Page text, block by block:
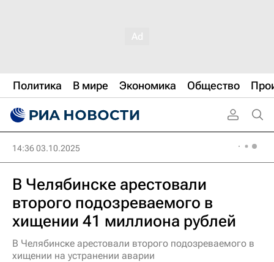
Политика В мире Экономика Общество
14:36 03.10.2025
В Челябинске арестовали
второго подозреваемого в
хищении 41 миллиона рублей
В Челябинске арестовали второго подозреваемого в
хищении на устранении аварии